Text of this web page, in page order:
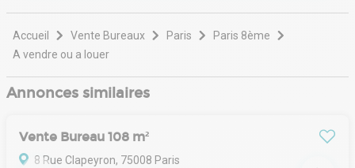
Accueil Vente Bureaux Paris
Paris 8ème
A vendre ou a louer
Annonces similaires
Vente Bureau 108 m²
8 Rue Clapeyron, 75008 Paris